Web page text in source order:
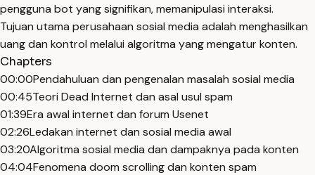
pengguna bot yang signifikan, memanipulasi interaksi.
Tujuan utama perusahaan sosial media adalah menghasilkan
uang dan kontrol melalui algoritma yang mengatur konten.
Chapters
00:00Pendahuluan dan pengenalan masalah sosial media
00:45Teori Dead Internet dan asal usul spam
01:39Era awal internet dan forum Usenet
02:26Ledakan internet dan sosial media awal
03:20Algoritma sosial media dan dampaknya pada konten
04:04Fenomena doom scrolling dan konten spam